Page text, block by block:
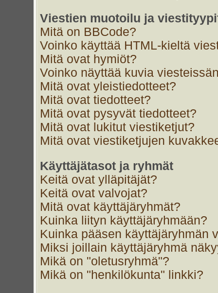
Viestien muotoilu ja
Mitä on BBCode?
Voinko käyttää HTML-kieltä
Mitä ovat hymiöt?
Voinko näyttää kuvia
Mitä ovat yleistiedotteet?
Mitä ovat tiedotteet?
Mitä ovat pysyvät tiedotteet?
Mitä ovat lukitut viestiketjut?
Mitä ovat viestiketjujen
Käyttäjätasot ja ryhmät
Keitä ovat ylläpitäjät?
Keitä ovat valvojat?
Mitä ovat käyttäjäryhmät?
Kuinka liityn käyttäjäryhmään?
Kuinka pääsen käyttäjäryhmän
Miksi joillain käyttäjäryhmä
Mikä on "oletusryhmä"?
Mikä on "henkilökunta" linkki?